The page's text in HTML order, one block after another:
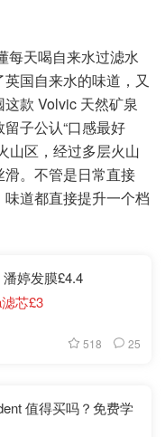
每天喝自来水过滤水
国自来水的味道，又
款 Volvic 天然矿泉
子公认“口感最好
山区，经过多层火山
。不管是日常直接
道都直接提升一个档
婷发膜£4.4
芯£3
518 25
值得买吗？免费学